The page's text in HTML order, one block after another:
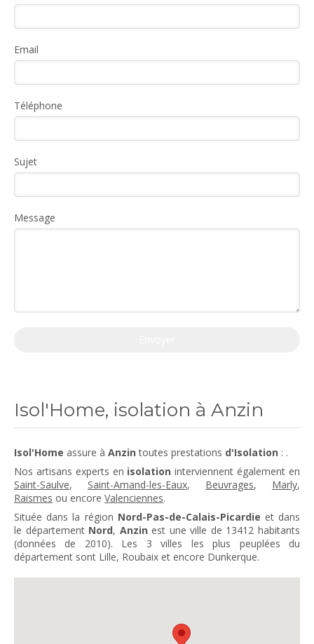
Email
Téléphone
Sujet
Message
Isol'Home, isolation à Anzin
Isol'Home assure à Anzin toutes prestations d'Isolation : .
Nos artisans experts en isolation interviennent également en
Saint-Saulve, Saint-Amand-les-Eaux, Beuvrages, Marly,
Raismes ou encore Valenciennes.
Située dans la région Nord-Pas-de-Calais-Picardie et dans
le département Nord, Anzin est une ville de 13412 habitants
(données de 2010). Les 3 villes les plus peuplées du
département sont Lille, Roubaix et encore Dunkerque.